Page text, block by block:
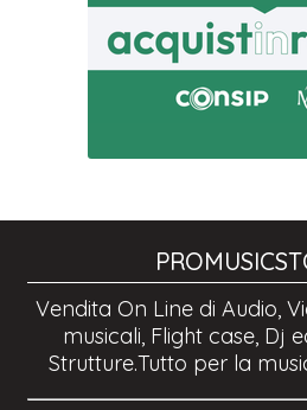
Vendita On Line di Audio,
musicali, Flight case, Dj
Strutture.Tutto per la